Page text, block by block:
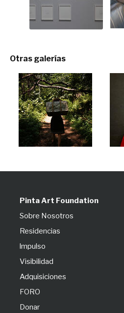
Otras galerías
Pinta Art Foundation
Sobre Nosotros
Residencias
lmpulso
Visibilidad
Adquisiciones
FORO
Donar